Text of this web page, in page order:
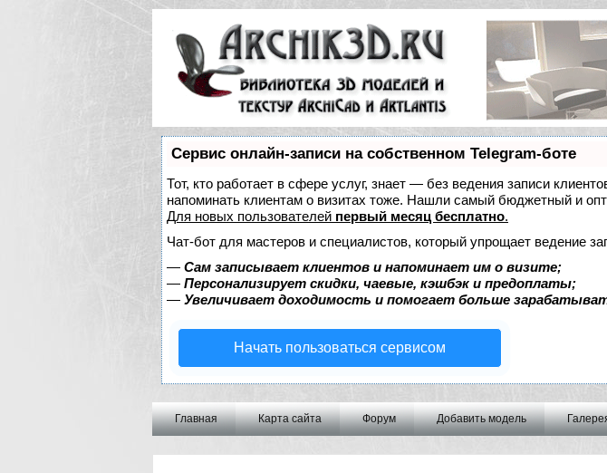
Сервис онлайн-записи на собственном Telegram-боте
Тот, кто работает в сфере услуг, знает — без ведения записи
напоминать клиентам о визитах тоже. Нашли самый бюджетный и
Для новых пользователей первый месяц бесплатно.
Чат-бот для мастеров и специалистов, который упрощает ведение
— Сам записывает клиентов и напоминает им о визите;
— Персонализирует скидки, чаевые, кэшбэк и предоплаты;
— Увеличивает доходимость и помогает больше
Начать пользоваться сервисом
Главная Карта сайта Форум Добавить модель